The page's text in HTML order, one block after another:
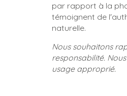
par rapport à la
témoignent de
naturelle.
Nous souhaitons
responsabilité.
usage approprié.